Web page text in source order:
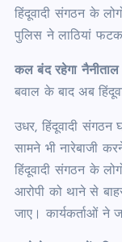
हिंदूवादी संगठन के
पुलिस ने लाठियां
कल बंद रहेगा नैनीताल
बवाल के बाद अब
उधर, हिंदूवादी
सामने भी नारेबाजी
हिंदूवादी संगठन के
आरोपी को थाने से
जाए। कार्यकर्ताओं